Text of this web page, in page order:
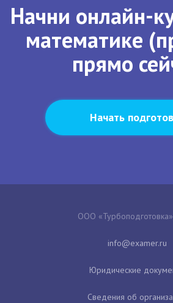
Начни онлайн-
математике
прямо
Начать
ООО
Юридические
Сведения об